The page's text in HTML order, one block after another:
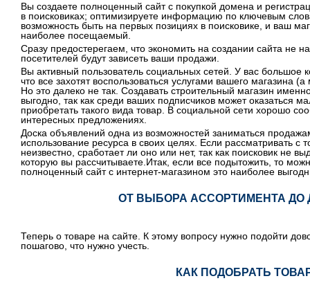
Вы создаете полноценный сайт с покупкой домена и
в поисковиках; оптимизируете информацию по ключевым
возможность быть на первых позициях в поисковике, и ваш
наиболее посещаемый.
Сразу предостерегаем, что экономить на создании сайта не
посетителей будут зависеть ваши продажи.
Вы активный пользователь социальных сетей. У вас большое
что все захотят воспользоваться услугами вашего магазина
Но это далеко не так. Создавать строительный магазин
выгодно, так как среди ваших подписчиков может оказаться
приобретать такого вида товар. В социальной сети хорошо
интересных предложениях.
Доска объявлений одна из возможностей заниматься
использование ресурса в своих целях. Если рассматривать с
неизвестно, сработает ли оно или нет, так как поисковик не
которую вы рассчитываете.Итак, если все подытожить, то
полноценный сайт с интернет-магазином это наиболее
ОТ ВЫБОРА АССОРТИМЕНТА ДО
Теперь о товаре на сайте. К этому вопросу нужно подойти
пошагово, что нужно учесть.
КАК ПОДОБРАТЬ